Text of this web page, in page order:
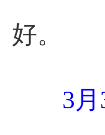
好。
3